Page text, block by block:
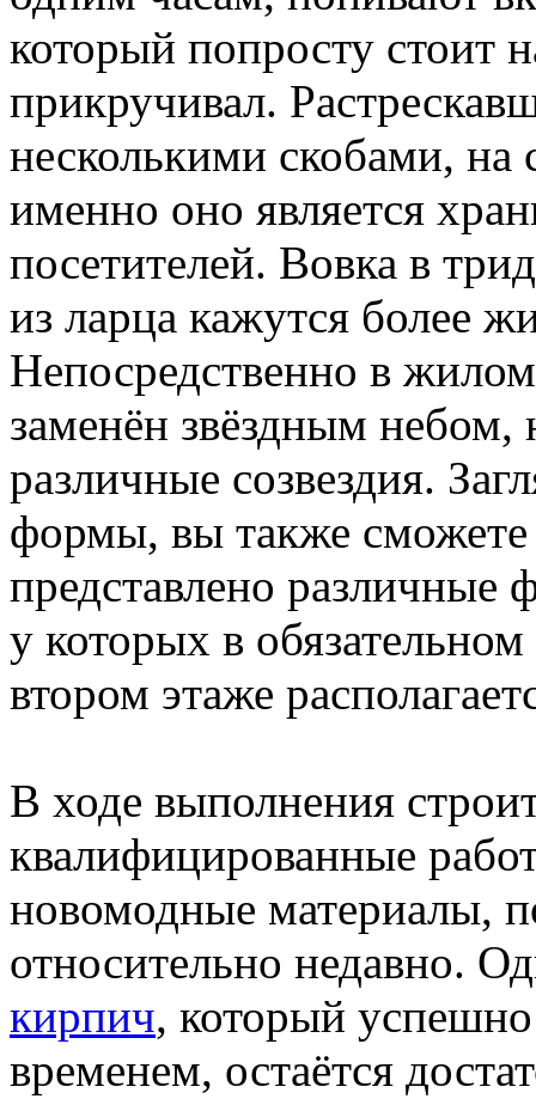
который попросту стоит
прикручивал.
несколькими скобами, на
именно оно является
посетителей. Вовка в
из ларца кажутся более
Непосредственно в
заменён звёздным небом,
различные созвездия.
формы, вы также сможете
представлено различные
у которых в
втором этаже
В ходе выполнения
квалифицированные
новомодные материалы,
относительно недавно.
кирпич, который
временем, остаётся